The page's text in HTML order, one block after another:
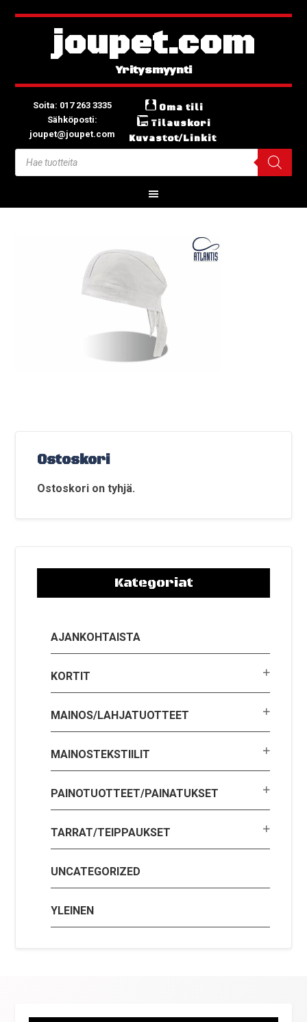
joupet.com
Soita: 017 263 3335
Sähköposti:
joupet@joupet.com
Oma tili
Tilauskori
Kuvastot/Linkit
Ostoskori
Ostoskori on tyhjä.
Kategoriat
AJANKOHTAISTA
KORTIT
MAINOS/LAHJATUOTTEET
MAINOSTEKSTIILIT
PAINOTUOTTEET/PAINATUKSET
TARRAT/TEIPPAUKSET
UNCATEGORIZED
YLEINEN